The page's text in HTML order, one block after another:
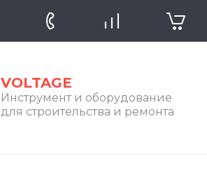
VOLTAGE
Инструмент и оборудование
для строительства и ремонта